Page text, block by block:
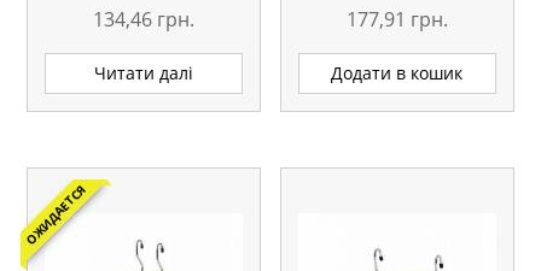
134,46 грн.
Читати далі
177,91 грн.
Додати в кошик
ОЖИДАЕТСЯ